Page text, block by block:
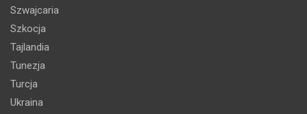
Szwajcaria
Szkocja
Tajlandia
Tunezja
Turcja
Ukraina